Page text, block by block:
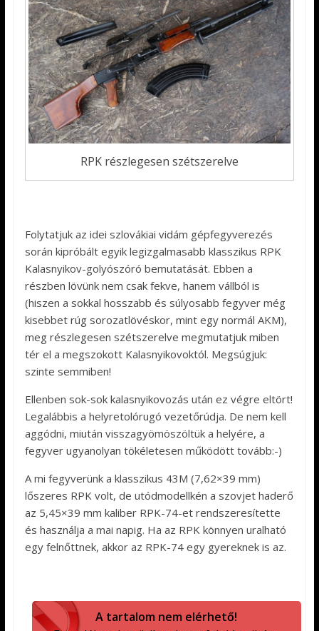
RPK részlegesen szétszerelve
Folytatjuk az idei szlovákiai vidám gépfegyverezés
során kipróbált egyik legizgalmasabb klasszikus RPK
Kalasnyikov-golyószóró bemutatását. Ebben a
részben lövünk nem csak fekve, hanem vállból is
(hiszen a sokkal hosszabb és súlyosabb fegyver még
kisebbet rúg sorozatlövéskor, mint egy normál AKM),
meg részlegesen szétszerelve megmutatjuk miben
tér el a megszokott Kalasnyikovoktól. Megsúgjuk:
szinte semmiben!
Ellenben sok-sok kalasnyikovozás után ez végre eltört!
Legalábbis a helyretolórugó vezetőrúdja. De nem kell
aggódni, miután visszagyömöszöltük a helyére, a
fegyver ugyanolyan tökéletesen működött tovább:-)
A mi fegyverünk a klasszikus 43M (7,62×39 mm)
lőszeres RPK volt, de utódmodellkén a szovjet haderő
az 5,45×39 mm kaliber RPK-74-et rendszeresítette
és használja a mai napig. Ha az RPK könnyen uralható
egy felnőttnek, akkor az RPK-74 egy gyereknek is az.
A tartalom nem elérhető!